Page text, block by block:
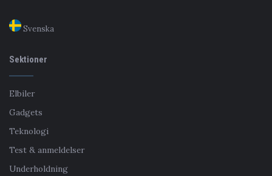
Svenska
Sektioner
Elbiler
Gadgets
Teknologi
Test & anmeldelser
Underholdning